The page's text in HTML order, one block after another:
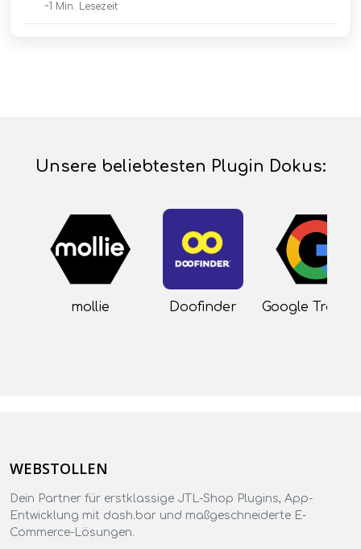
~1 Min. Lesezeit
Unsere beliebtesten Plugin Dokus:
mollie Doofinder Google
WEBSTOLLEN
Dein Partner für erstklassige JTL-Shop Plugins, App-
Entwicklung mit dash.bar und maßgeschneiderte E-
Commerce-Lösungen.